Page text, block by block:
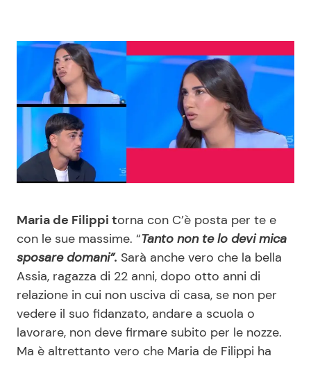
News Musica
News Spettacolo
Benessere
Casa
Moda e Style
Mondo Mamma
News benessere
Salute
Consigli di Cucina
Dolci
Le Ricette in TV
Primi Piatti
Ricette Facili e Veloci
Maria de Filippi torna con C’è posta per te e
con le sue massime. “Tanto non te lo devi mica
sposare domani”. Sarà anche vero che la bella
Assia, ragazza di 22 anni, dopo otto anni di
relazione in cui non usciva di casa, se non per
vedere il suo fidanzato, andare a scuola o
lavorare, non deve firmare subito per le nozze.
Ma è altrettanto vero che Maria de Filippi ha